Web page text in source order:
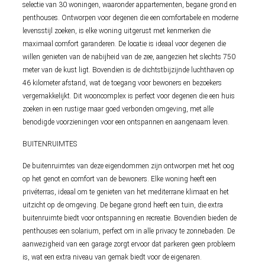
selectie van 30 woningen, waaronder appartementen, begane grond en
penthouses. Ontworpen voor degenen die een comfortabele en moderne
levensstijl zoeken, is elke woning uitgerust met kenmerken die
maximaal comfort garanderen. De locatie is ideaal voor degenen die
willen genieten van de nabijheid van de zee, aangezien het slechts 750
meter van de kust ligt. Bovendien is de dichtstbijzijnde luchthaven op
46 kilometer afstand, wat de toegang voor bewoners en bezoekers
vergemakkelijkt. Dit wooncomplex is perfect voor degenen die een huis
zoeken in een rustige maar goed verbonden omgeving, met alle
benodigde voorzieningen voor een ontspannen en aangenaam leven.
BUITENRUIMTES
De buitenruimtes van deze eigendommen zijn ontworpen met het oog
op het genot en comfort van de bewoners. Elke woning heeft een
privéterras, ideaal om te genieten van het mediterrane klimaat en het
uitzicht op de omgeving. De begane grond heeft een tuin, die extra
buitenruimte biedt voor ontspanning en recreatie. Bovendien bieden de
penthouses een solarium, perfect om in alle privacy te zonnebaden. De
aanwezigheid van een garage zorgt ervoor dat parkeren geen probleem
is, wat een extra niveau van gemak biedt voor de eigenaren.